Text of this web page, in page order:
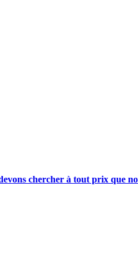
chercher à tout prix que